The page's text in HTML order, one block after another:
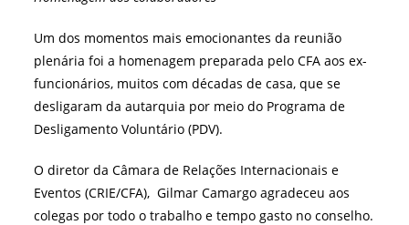
Um dos momentos mais emocionantes da reunião
plenária foi a homenagem preparada pelo CFA aos ex-
funcionários, muitos com décadas de casa, que se
desligaram da autarquia por meio do Programa de
Desligamento Voluntário (PDV).
O diretor da Câmara de Relações Internacionais e
Eventos (CRIE/CFA), Gilmar Camargo agradeceu aos
colegas por todo o trabalho e tempo gasto no conselho.